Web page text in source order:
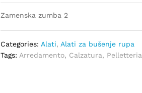
Zamenska zumba 2
Categories: Alati, Alati za bušenje rupa
Tags: Arredamento, Calzatura, Pelletteria